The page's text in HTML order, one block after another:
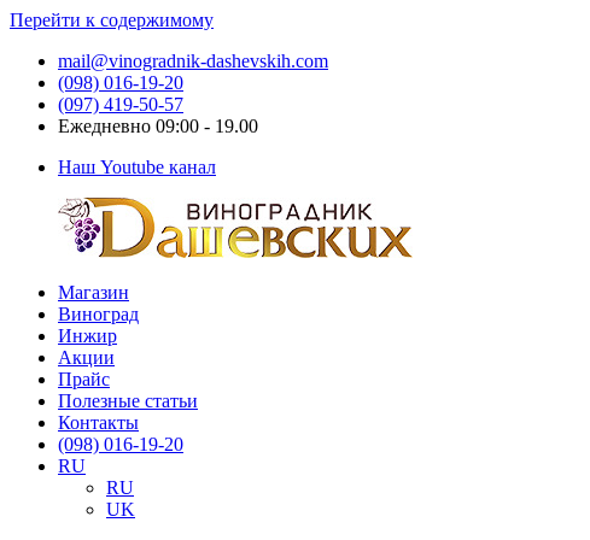
Перейти к содержимому
mail@vinogradnik-dashevskih.com
(098) 016-19-20
(097) 419-50-57
Ежедневно 09:00 - 19.00
Наш Youtube канал
Виноградник
Дашевских
Саженцы
черенки
винограда
Магазин
Виноград
Инжир
Акции
Прайс
Полезные статьи
Контакты
(098) 016-19-20
RU
RU
UK